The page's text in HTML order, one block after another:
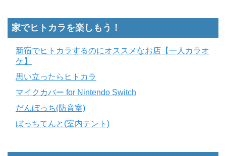
家でヒトカラを楽しもう！
新宿でヒトカラするのにオススメなお店【一人カラオ
ケ】
思い立ったらヒトカラ
マイクカバー for Nintendo Switch
だんぼっち(防音室)
ぼっちてんと(室内テント)